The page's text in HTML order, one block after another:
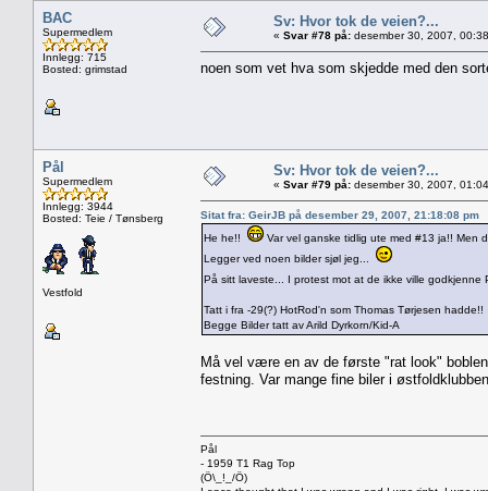
BAC
Supermedlem
Innlegg: 715
Bosted: grimstad
Sv: Hvor tok de veien?...
« Svar #78 på: desember 30, 2007,
noen som vet hva som skjedde med den
Pål
Supermedlem
Innlegg: 3944
Bosted: Teie / Tønsberg
Vestfold
Sv: Hvor tok de veien?...
« Svar #79 på: desember 30, 2007,
Sitat fra: GeirJB på desember 29, 2007, 21:18:08 pm
He he!!
Var vel ganske tidlig ute med #13 ja!! Men
Legger ved noen bilder sjøl jeg...
På sitt laveste... I protest mot at de ikke ville
Tatt i fra -29(?) HotRod'n som Thomas Tørjesen hadde!!
Begge Bilder tatt av Arild Dyrkorn/Kid-A
Må vel være en av de første "rat look"
festning. Var mange fine biler i
Pål
- 1959 T1 Rag Top
(Ö\_!_/Ö)